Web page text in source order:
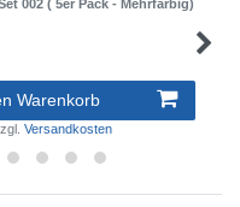
002 ( 5er Pack - Mehrfarbig)
Warenkorb
Versandkosten